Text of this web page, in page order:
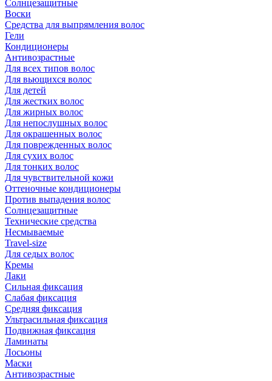
Солнцезащитные
Воски
Средства для выпрямления волос
Гели
Кондиционеры
Антивозрастные
Для всех типов волос
Для вьющихся волос
Для детей
Для жестких волос
Для жирных волос
Для непослушных волос
Для окрашенных волос
Для поврежденных волос
Для сухих волос
Для тонких волос
Для чувствительной кожи
Оттеночные кондиционеры
Против выпадения волос
Солнцезащитные
Технические средства
Несмываемые
Travel-size
Для седых волос
Кремы
Лаки
Сильная фиксация
Слабая фиксация
Средняя фиксация
Ультрасильная фиксация
Подвижная фиксация
Ламинаты
Лосьоны
Маски
Антивозрастные